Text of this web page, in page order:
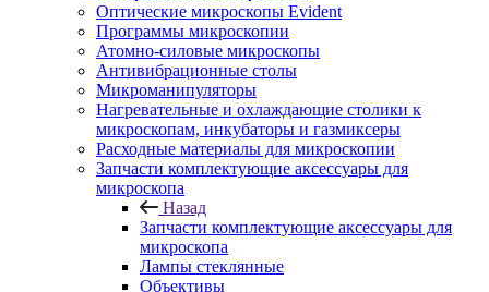
Оптические микроскопы Evident
Программы микроскопии
Атомно-силовые микроскопы
Антивибрационные столы
Микроманипуляторы
Нагревательные и охлаждающие столики к
микроскопам, инкубаторы и газмиксеры
Расходные материалы для микроскопии
Запчасти комплектующие аксессуары для
микроскопа
Назад
Запчасти комплектующие аксессуары для
микроскопа
Лампы стеклянные
Объективы